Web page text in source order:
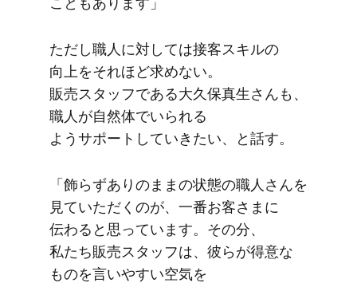
ただし職人に​対しては​接客スキルの​
向上を​それほど​求めない。​
販売スタッフである​大久保真生さんも、​
職人が​自然体で​いられる​
ようサポートしていきたい、と話す。
「飾らず​ありのままの​状態の​職人さんを​
見ていただくのが、​一番​お客さまに​
伝わると​思っています。​その分、​
私たち販売スタッフは、​彼らが​得意な​
ものを​言いや​すい​空気を​